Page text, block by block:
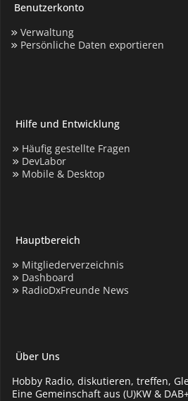
Benutzerkonto
Verwaltung
Persönliche Daten exportieren
Hilfe und Entwicklung
Häufig gestellte Fragen
DevLabor
Mobile & Desktop
Hauptbereich
Mitgliederverzeichnis
Dashboard
RadioDxFreunde News
Über Uns
Hobby Radio, diskutieren, treffen,
Eine Gemeinschaft aus (U)KW &